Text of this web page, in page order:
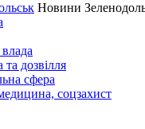
Новини
та дозвілля
сфера
соцзахист